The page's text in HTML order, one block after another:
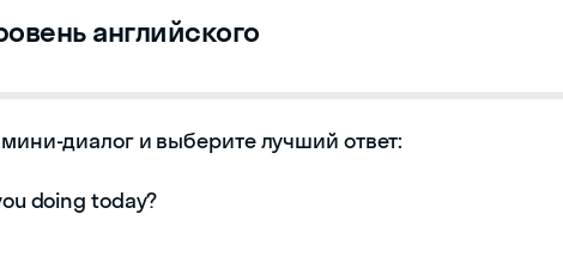
can't
эту коробку.
английского
диалог и выберите лучший ответ: